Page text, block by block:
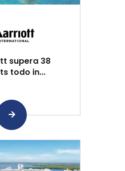
supera 38
todo in...